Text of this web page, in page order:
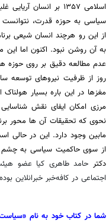
اسلامی ۱۳۵۷ بر
سیاسی به حوزه قدرت، نتوانست
از این رو هرچند انسان شیعی
به آن روشن نبود. اکنون اما
عدم مطالعه دقیق بر روی حوزه
روز از ظرفیت نیروهای توسعه
مغزها در این باره بسیار
مرزی امکان ایفای نقش
نحوی که تحقیقات آن ها محور
مابین وجود دارد. این در حالی
از سوی حاکمیت سیاسی به چشم
دکتر حامد طاهری کیا عضو
اجتماعی در کافه‌خبر خبرانلاین
شما در کتاب خود به نام